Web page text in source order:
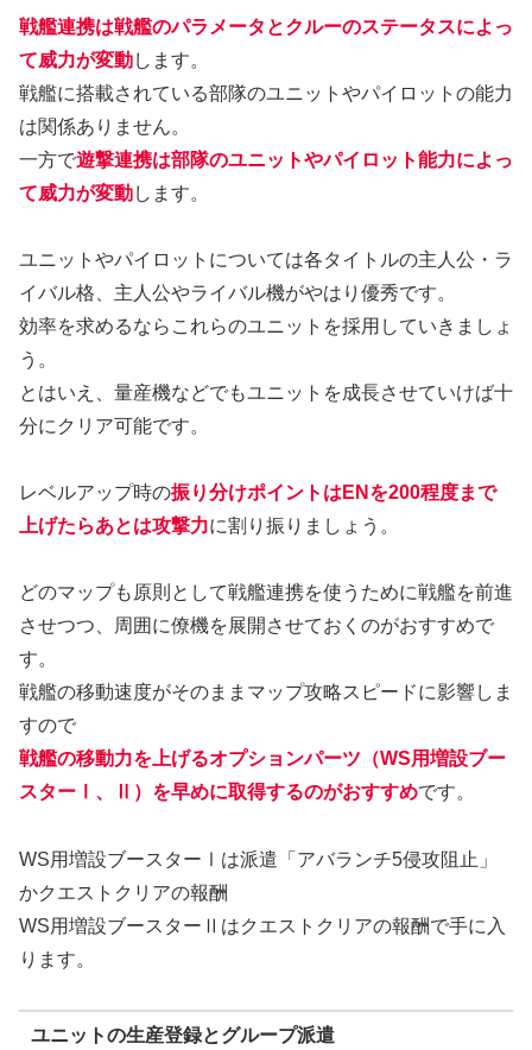
戦艦連携は戦艦のパラメータとクルーのステータスによっ
て威力が変動します。
戦艦に搭載されている部隊のユニットやパイロットの能力
は関係ありません。
一方で遊撃連携は部隊のユニットやパイロット能力によっ
て威力が変動します。
ユニットやパイロットについては各タイトルの主人公・ラ
イバル格、主人公やライバル機がやはり優秀です。
効率を求めるならこれらのユニットを採用していきましょ
う。
とはいえ、量産機などでもユニットを成長させていけば十
分にクリア可能です。
レベルアップ時の振り分けポイントはENを200程度まで
上げたらあとは攻撃力に割り振りましょう。
どのマップも原則として戦艦連携を使うために戦艦を前進
させつつ、周囲に僚機を展開させておくのがおすすめで
す。
戦艦の移動速度がそのままマップ攻略スピードに影響しま
すので
戦艦の移動力を上げるオプションパーツ（WS用増設ブー
スターⅠ、Ⅱ）を早めに取得するのがおすすめです。
WS用増設ブースターⅠは派遣「アバランチ5侵攻阻止」
かクエストクリアの報酬
WS用増設ブースターⅡはクエストクリアの報酬で手に入
ります。
ユニットの生産登録とグループ派遣